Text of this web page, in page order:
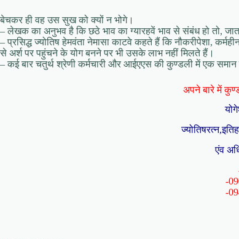
बेचकर ही वह उस सुख को क्‍यों न भोगे।
– लेखक का अनुभव है कि छठे भाव का ग्‍यारहवें भाव से संबंध हो तो,
– प्रसिद्ध ज्‍योतिष हेमवंता नेमासा काटवे कहते हैं कि नौकरीपेशा,
से अर्श पर पहुंचने के योग बनने पर भी उसके लाभ नहीं मिलते हैं।
– कई बार चतुर्थ श्रेणी कर्मचारी और आईएएस की कुण्‍डली में एक
अपने बारे में
एंव
-
-